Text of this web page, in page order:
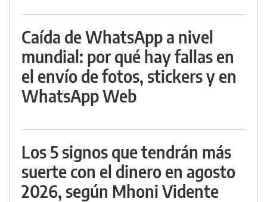
Caída de WhatsApp a nivel
mundial: por qué hay fallas en
el envío de fotos, stickers y en
WhatsApp Web
Los 5 signos que tendrán más
suerte con el dinero en agosto
2026, según Mhoni Vidente